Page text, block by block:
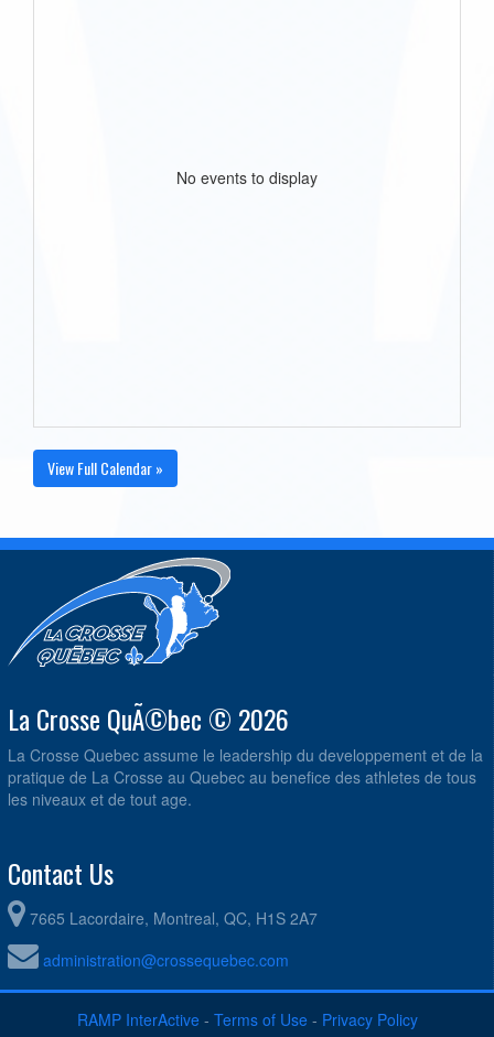
No events to display
View Full Calendar »
La Crosse QuÃ©bec © 2026
La Crosse Quebec assume le leadership du developpement et de la
pratique de La Crosse au Quebec au benefice des athletes de tous
les niveaux et de tout age.
Contact Us
7665 Lacordaire, Montreal, QC, H1S 2A7
administration@crossequebec.com
RAMP InterActive - Terms of Use - Privacy Policy